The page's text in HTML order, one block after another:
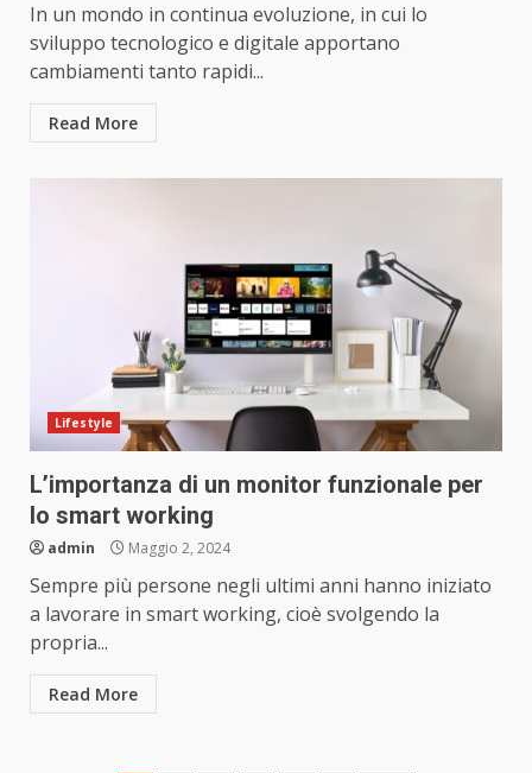
In un mondo in continua evoluzione, in cui lo
sviluppo tecnologico e digitale apportano
cambiamenti tanto rapidi...
Read More
Lifestyle
L’importanza di un monitor funzionale per
lo smart working
admin Maggio 2, 2024
Sempre più persone negli ultimi anni hanno iniziato
a lavorare in smart working, cioè svolgendo la
propria...
Read More